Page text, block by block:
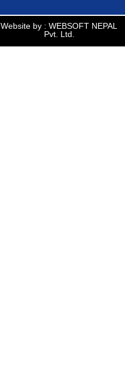
Website by : WEBSOFT NEPAL
Pvt. Ltd.